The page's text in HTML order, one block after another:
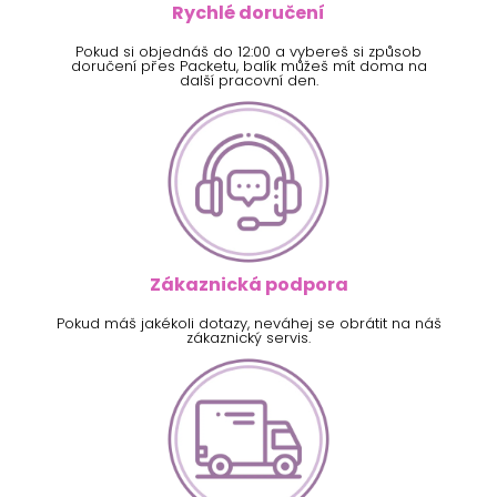
Rychlé doručení
Pokud si objednáš do 12:00 a vybereš si způsob
doručení přes Packetu, balík můžeš mít doma na
další pracovní den.
Zákaznická podpora
Pokud máš jakékoli dotazy, neváhej se obrátit na náš
zákaznický servis.